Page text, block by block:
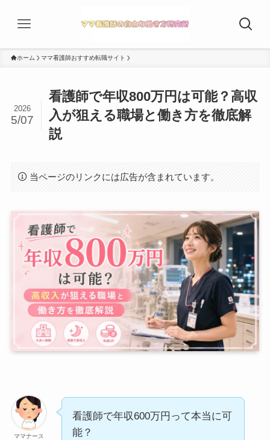
ホーム ママ看護師おすすめ転職サイト
看護師で年収800万円は可能？高収
入が狙える職場と働き方を徹底解
説
2026
5/07
当ページのリンクには広告が含まれています。
ママナース
看護師で年収600万円って本当に可
能？